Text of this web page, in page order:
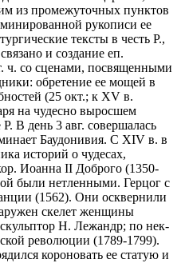
из промежуточных пунктов
рукописи ее
тексты в честь Р.,
и создание еп.
ч. со сценами, посвященными
обретение ее мощей в
(25 окт.; к XV в.
на чудесно выросшем
В день 3 авг. совершалась
Баудонивия. С XIV в. в
историй о чудесах,
Иоанна II Доброго (1350-
были нетленными. Герцог с
(1562). Они осквернили
скелет женщины
Н. Лежандр; по нек-
революции (1789-1799).
короновать ее статую и